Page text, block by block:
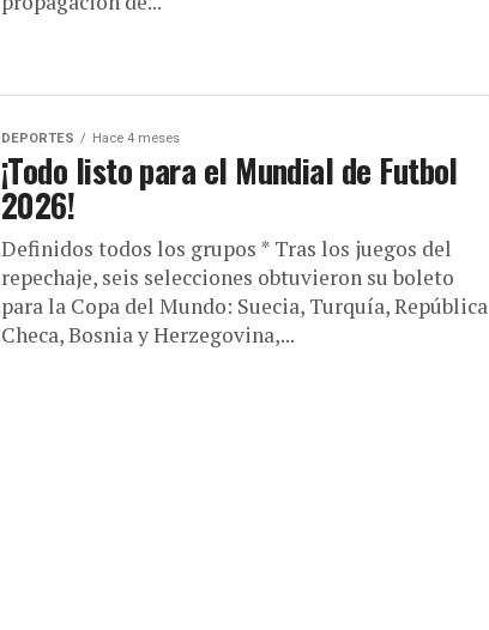
DEPORTES Hace 4 meses
¡Todo listo para el Mundial de Futbol
2026!
Definidos todos los grupos * Tras los juegos del
repechaje, seis selecciones obtuvieron su boleto
para la Copa del Mundo: Suecia, Turquía, República
Checa, Bosnia y Herzegovina,...